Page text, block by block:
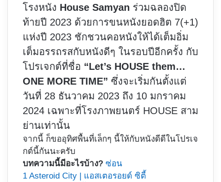
โรงหนัง House Samyan ร่วมฉลองปิด
ท้ายปี 2023 ด้วยการขนหนังยอดฮิต 7(+1)
แห่งปี 2023 ชักชวนคอหนังให้ได้เต็มอิ่ม
เต็มอรรถรสกับหนังดีๆ ในรอบปีอีกครั้ง กับ
โปรเจกต์ที่ชื่อ “Let’s HOUSE them…
ONE MORE TIME” ซึ่งจะเริ่มกันตั้งแต่
วันที่ 28 ธันวาคม 2023 ถึง 10 มกราคม
2024 เฉพาะที่โรงภาพยนตร์ HOUSE สาม
ย่านเท่านั้น
จากนี้ ก็ขออุทิศพื้นที่เล็กๆ นี้ให้กับหนังดีดีในโปรเจ
กต์นี้กันนะครับ
บทความนี้มีอะไรบ้าง? ซ่อน
1 Asteroid City | แอสเตอรอยด์ ซิตี้